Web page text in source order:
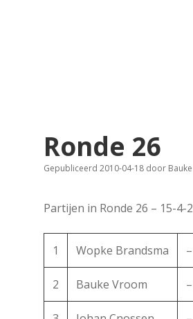
Ronde 26
Gepubliceerd 2010-04-18 door Bauke
Partijen in Ronde 26 – 15-4-
1 Wopke Brandsma –
2 Bauke Vroom –